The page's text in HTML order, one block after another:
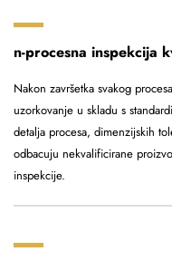
n-procesna inspekcija
Nakon završetka svakog
uzorkovanje u skladu s
detalja procesa, dimenzijskih
odbacuju nekvalificirane
inspekcije.